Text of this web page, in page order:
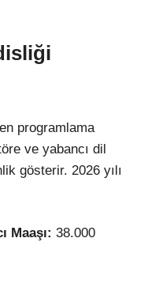
programlama
ve yabancı dil
gösterir. 2026 yılı
Maaşı: 38.000